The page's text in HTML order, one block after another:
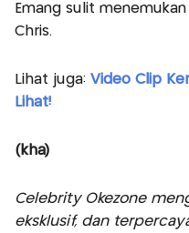
Emang sulit
Chris.
Lihat juga: Video Clip
Lihat!
(kha)
Celebrity Okezone
eksklusif, dan